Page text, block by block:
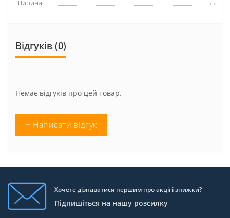
Ширина
55
Відгуків (0)
Немає відгуків про цей товар.
+ Написати відгук
Хочете дізнаватися першим про акції і знижки?
Підпишіться на нашу розсилку